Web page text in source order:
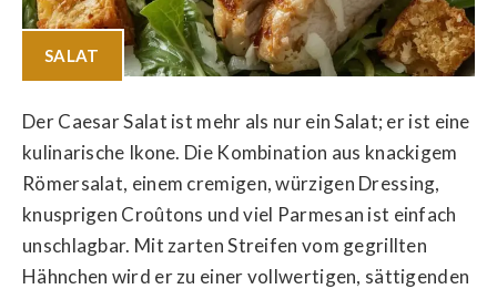
SALAT
Der Caesar Salat ist mehr als nur ein Salat; er ist eine
kulinarische Ikone. Die Kombination aus knackigem
Römersalat, einem cremigen, würzigen Dressing,
knusprigen Croûtons und viel Parmesan ist einfach
unschlagbar. Mit zarten Streifen vom gegrillten
Hähnchen wird er zu einer vollwertigen, sättigenden